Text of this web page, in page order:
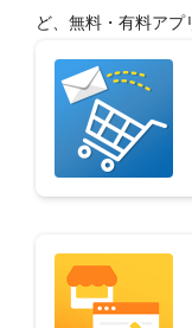
ど、無料・有料アプ